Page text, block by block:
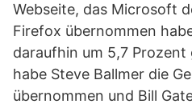
Webseite, das Microsoft
Firefox übernommen
daraufhin um 5,7 Prozent
habe Steve Ballmer die
übernommen und Bill